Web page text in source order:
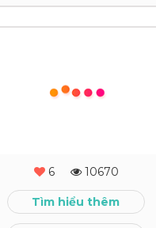
6 10670
Tìm hiểu thêm